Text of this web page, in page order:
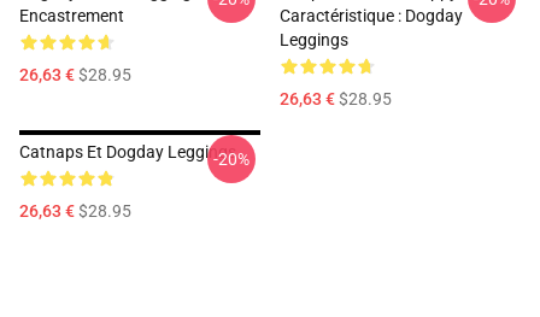
Encastrement
26,63 €$28.95
Caractéristique : Dogday
Leggings
26,63 €$28.95
Catnaps Et Dogday Leggings
26,63 €$28.95
-20%